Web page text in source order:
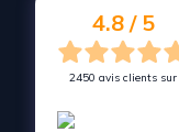
4.8 / 5
2450 avis clients sur